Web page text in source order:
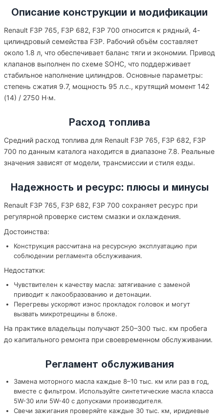
Описание конструкции и модификации
Renault F3P 765, F3P 682, F3P 700 относится к рядный, 4-
цилиндровый семейства F3P. Рабочий объём составляет
около 1.8 л, что обеспечивает баланс тяги и экономии. Привод
клапанов выполнен по схеме SOHC, что поддерживает
стабильное наполнение цилиндров. Основные параметры:
степень сжатия 9.7, мощность 95 л.с., крутящий момент 142
(14) / 2750 Н·м.
Расход топлива
Средний расход топлива для Renault F3P 765, F3P 682, F3P
700 по данным каталога находится в диапазоне 7.8. Реальные
значения зависят от модели, трансмиссии и стиля езды.
Надежность и ресурс: плюсы и минусы
Renault F3P 765, F3P 682, F3P 700 сохраняет ресурс при
регулярной проверке систем смазки и охлаждения.
Достоинства:
Конструкция рассчитана на ресурсную эксплуатацию при
соблюдении регламента обслуживания.
Недостатки:
Чувствителен к качеству масла: затягивание с заменой
приводит к лакообразованию и детонации.
Перегревы ускоряют износ прокладок головок и могут
вызвать микротрещины в блоке.
На практике владельцы получают 250–300 тыс. км пробега
до капитального ремонта при своевременном обслуживании.
Регламент обслуживания
Замена моторного масла каждые 8–10 тыс. км или раз в год,
вместе с фильтром. Используйте синтетические масла класса
5W-30 или 5W-40 с допусками производителя.
Свечи зажигания проверяйте каждые 30 тыс. км, иридиевые